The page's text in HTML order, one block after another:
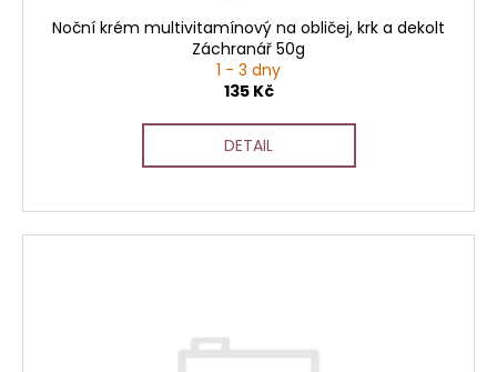
Noční krém multivitamínový na obličej, krk a dekolt
Záchranář 50g
1 - 3 dny
135 Kč
DETAIL